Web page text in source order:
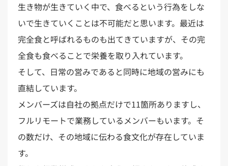
生き物が生きていく中で、食べるという行為をしな
いで生きていくことは不可能だと思います。最近は
完全食と呼ばれるものも出てきていますが、その完
全食も食べることで栄養を取り入れています。
そして、日常の営みであると同時に地域の営みにも
直結しています。
メンバーズは自社の拠点だけで11箇所ありますし、
フルリモートで業務しているメンバーもいます。そ
の数だけ、その地域に伝わる食文化が存在していま
す。